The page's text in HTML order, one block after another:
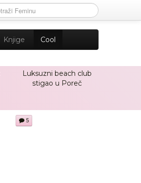
Knjige Cool
Luksuzni beach club
stigao u Poreč
5